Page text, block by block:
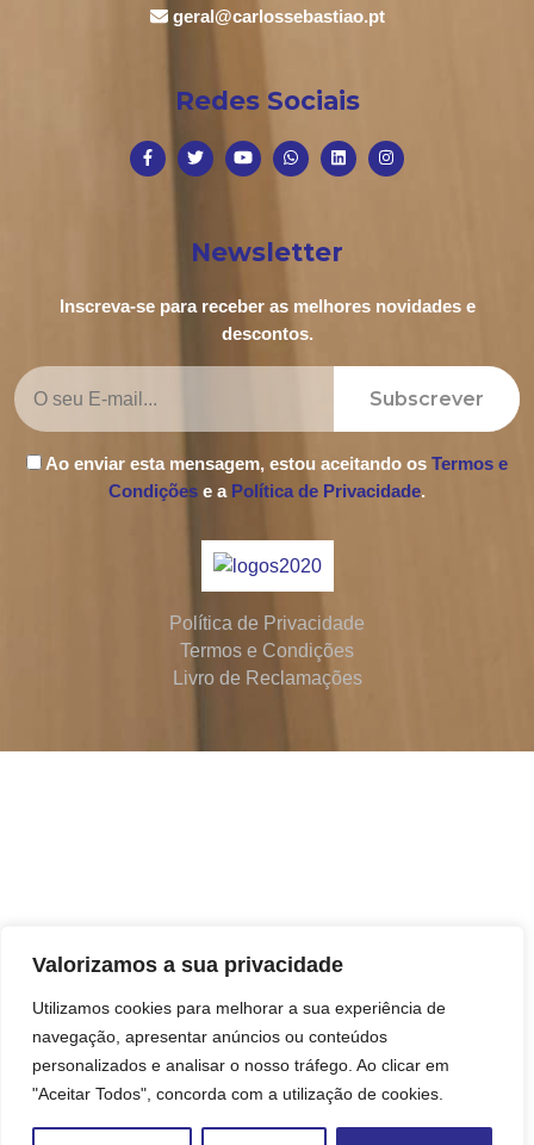
Valorizamos a sua privacidade
Utilizamos cookies para melhorar a sua experiência de
navegação, apresentar anúncios ou conteúdos
personalizados e analisar o nosso tráfego. Ao clicar em
"Aceitar Todos", concorda com a utilização de cookies.
geral@carlossebastiao.pt
Redes Sociais
Newsletter
Inscreva-se para receber as melhores novidades e
descontos.
Subscrever
Ao enviar esta mensagem, estou aceitando os Termos e
Condições e a Política de Privacidade.
Política de Privacidade
Termos e Condições
Livro de Reclamações